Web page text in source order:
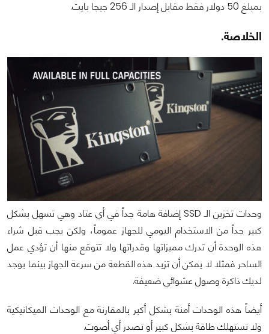
بمبلغ 50 دولار فقط مقابل إصدار الـ 256 جيجا بايت.
الخلاصة.
وحدات تخزين الـ SSD إضافة هامة جداً في أي عتاد وهي تسهل بشكل
كبير جداً من الاستخدام اليومي للجهاز عموماً، ولكن يجب قبل شراء
هذه الوحدة أن تدرك مميزاتها وقدراتها ولا تتوقع منها أن تؤدي عمل
الساحر فمثلا لا يمكن أن تزيد هذه القطعة من سرعة الجهاز بينما يوجد
لديك ذاكرة وصول عشوائي ضعيفة.
أيضاً هذه الوحدات أمنة بشكل أكبر بالمقارنة مع الوحدات الميكانيكية
ولا تستهلك طاقة بشكل كبير أو تصدر أي أصوت.